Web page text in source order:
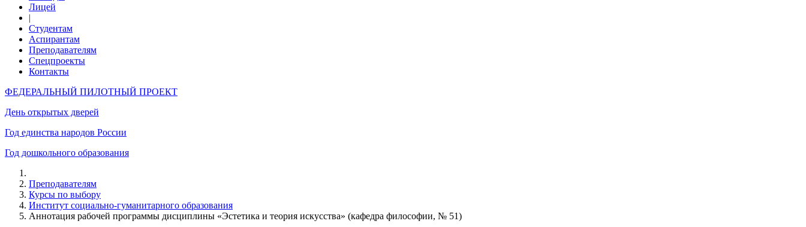
Лицей
|
Студентам
Аспирантам
Преподавателям
Спецпроекты
Контакты
ФЕДЕРАЛЬНЫЙ ПИЛОТНЫЙ ПРОЕКТ
День открытых дверей
Год единства народов России
Год дошкольного образования
Преподавателям
Курсы по выбору
Институт социально-гуманитарного образования
Аннотация рабочей программы дисциплины «Эстетика и теория искусства» (кафедра философии, № 51)